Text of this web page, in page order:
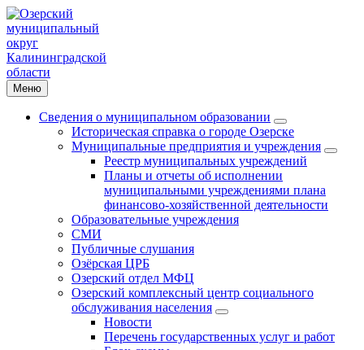
Меню
Сведения о муниципальном образовании
Историческая справка о городе Озерске
Муниципальные предприятия и учреждения
Реестр муниципальных учреждений
Планы и отчеты об исполнении
муниципальными учреждениями плана
финансово-хозяйственной деятельности
Образовательные учреждения
СМИ
Публичные слушания
Озёрская ЦРБ
Озерский отдел МФЦ
Озерский комплексный центр социального
обслуживания населения
Новости
Перечень государственных услуг и работ